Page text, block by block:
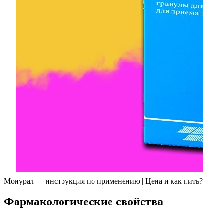
Монурал — инструкция по применению | Цена и как пить?
Фармакологические свойства